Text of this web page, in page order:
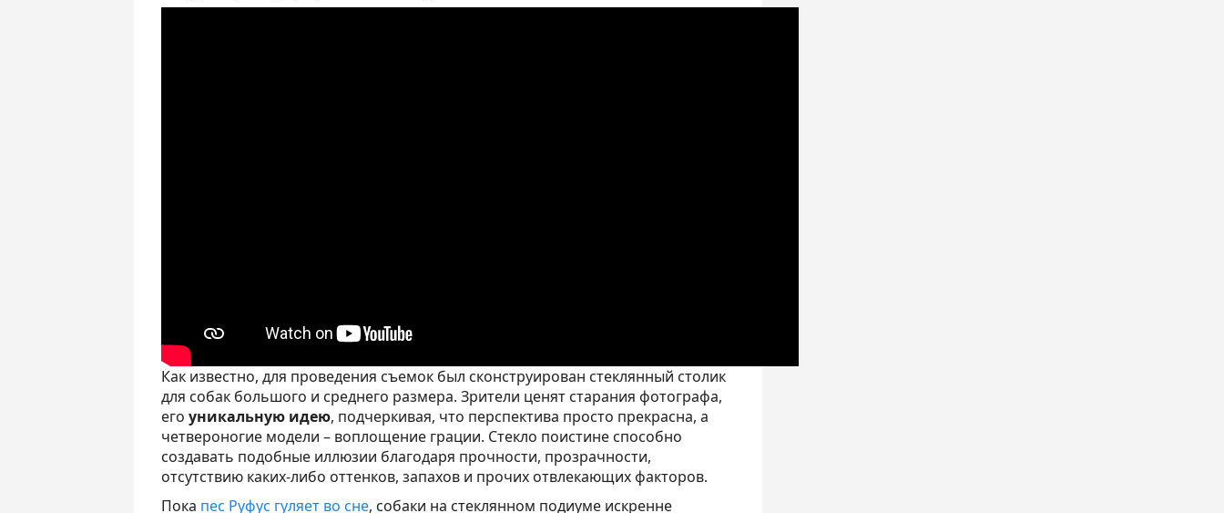
Как известно, для проведения съемок был сконструирован стеклянный столик
для собак большого и среднего размера. Зрители ценят старания фотографа,
его уникальную идею, подчеркивая, что перспектива просто прекрасна, а
четвероногие модели – воплощение грации. Стекло поистине способно
создавать подобные иллюзии благодаря прочности, прозрачности,
отсутствию каких-либо оттенков, запахов и прочих отвлекающих факторов.
Пока пес Руфус гуляет во сне, собаки на стеклянном подиуме искренне